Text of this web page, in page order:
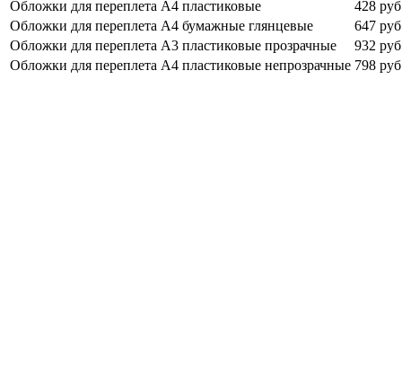
Обложки для переплета А4 пластиковые
428
Обложки для переплета А4 бумажные глянцевые
647
Обложки для переплета А3 пластиковые прозрачные
932
Обложки для переплета А4 пластиковые непрозрачные 798